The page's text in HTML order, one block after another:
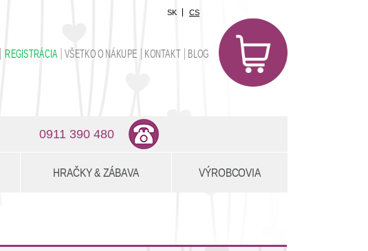
0položiek
0,00 €
SK CS
REGISTRÁCIA VŠETKO O NÁKUPE KONTAKT BLOG
0911 390 480
HRAČKY & ZÁBAVA VÝROBCOVIA